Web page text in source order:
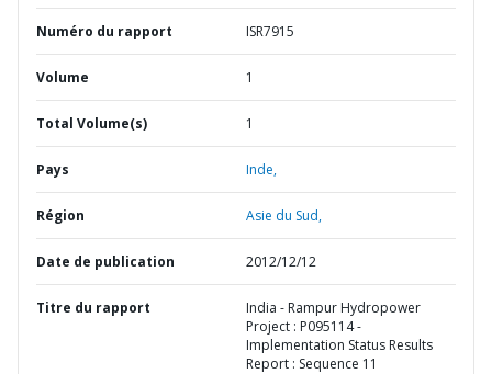
Numéro du rapport ISR7915
Volume 1
Total Volume(s) 1
Pays Inde,
Région Asie du Sud,
Date de publication 2012/12/12
Titre du rapport
India - Rampur Hydropower
Project : P095114 -
Implementation Status Results
Report : Sequence 11